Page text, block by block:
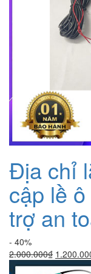
Địa chỉ
cập lề
trợ an
- 40%
2.000.000₫ Giá
gốc